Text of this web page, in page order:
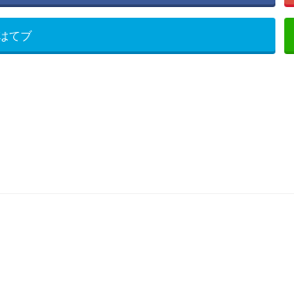
てブ